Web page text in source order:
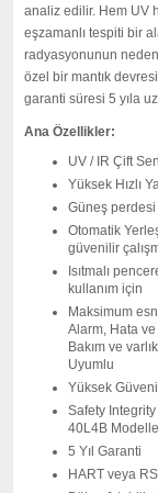
analiz edilir. Hem UV
eşzamanlı tespiti bir
radyasyonunun neden
özel bir mantık
garanti süresi 5 yıla
Ana Özellikler:
UV / IR Çift
Yüksek Hızlı
Güneş perdesi
Otomatik
güvenilir
Isıtmalı
kullanım için
Maksimum
Alarm, Hata
Bakım ve
Uyumlu
Yüksek
Safety
40L4B
5 Yıl Garanti
HART veya